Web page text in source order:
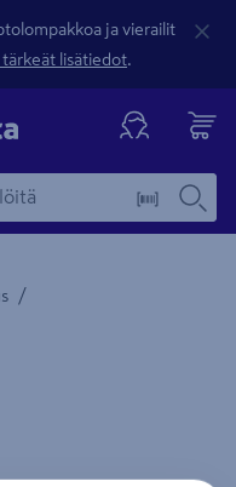
ja vierailit
tärkeät lisätiedot.
/
kuvaus -